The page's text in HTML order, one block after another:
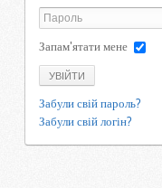
Запам'ятати мене
УВІЙТИ
Забули свій пароль?
Забули свій логін?